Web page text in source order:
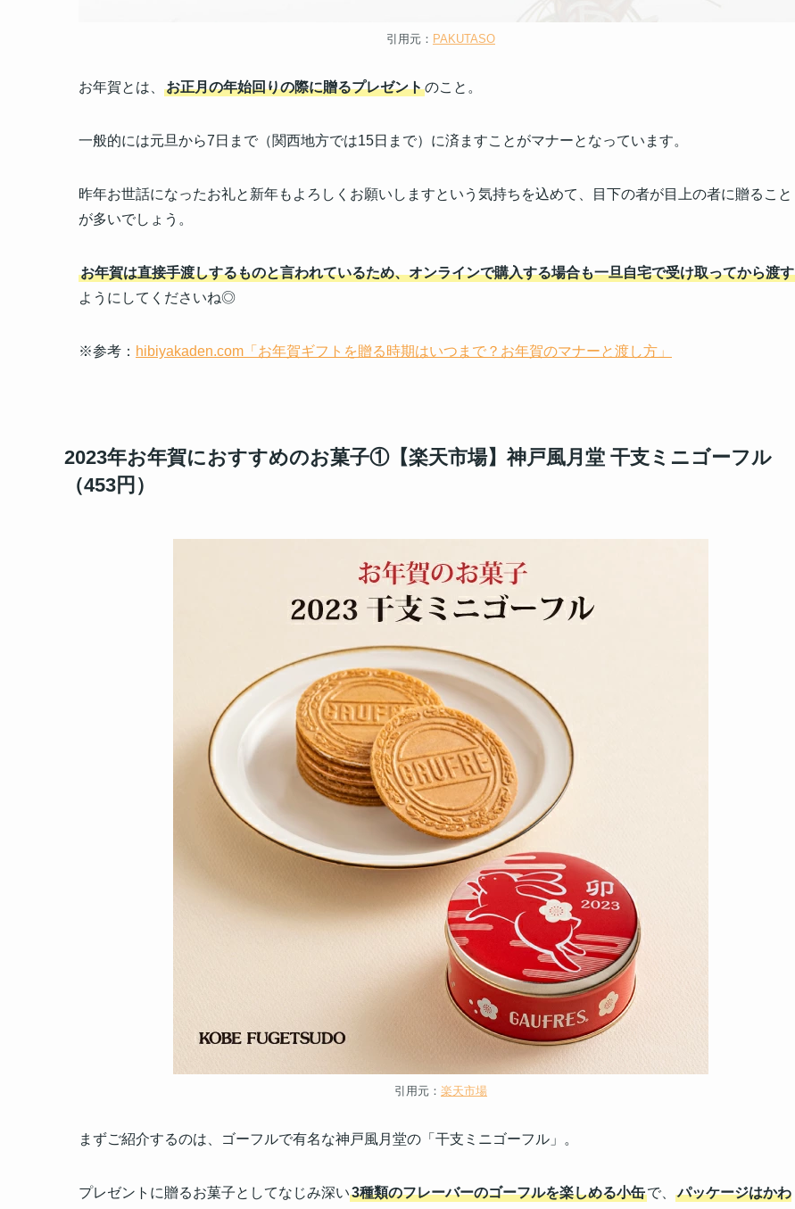
引用元： PAKUTASO
お年賀とは、 お正月の年始回りの際に贈るプレゼントのこと。
一般的には元旦から7日まで（関西地方では15日まで）に済ますことがマナーとなっています。
昨年お世話になったお礼と新年もよろしくお願いしますという気持ちを込めて、目下の者が目上の者に贈ること
が多いでしょう。
お年賀は直接手渡しするものと言われているため、オンラインで購入する場合も一旦自宅で受け取ってから渡す
ようにしてくださいね◎
※参考： hibiyakaden.com「お年賀ギフトを贈る時期はいつまで？お年賀のマナーと渡し方」
2023年お年賀におすすめのお菓子①【楽天市場】神戸風月堂 干支ミニゴーフル
（453円）
引用元： 楽天市場
まずご紹介するのは、ゴーフルで有名な神戸風月堂の「干支ミニゴーフル」。
プレゼントに贈るお菓子としてなじみ深い3種類のフレーバーのゴーフルを楽しめる小缶で、 パッケージはかわ